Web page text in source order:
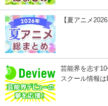
【夏アニメ
芸能界を志す
スクール情報